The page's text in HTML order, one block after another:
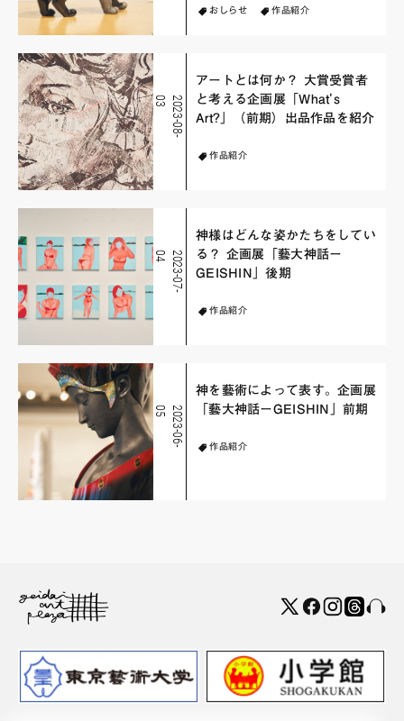
おしらせ 作品紹介
2
0
2
3
-
0
8
-
0
3
アートとは何か？ 大賞受賞者
と考える企画展「What's
Art?」（前期）出品作品を紹介
作品紹介
2
0
2
3
-
0
7
-
0
4
神様はどんな姿かたちをしてい
る？ 企画展「藝大神話ー
GEISHIN」後期
作品紹介
2
0
2
3
-
0
6
-
0
5
神を藝術によって表す。企画展
「藝大神話ーGEISHIN」前期
作品紹介